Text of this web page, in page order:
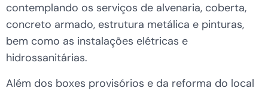
contemplando os serviços de alvenaria, coberta,
concreto armado, estrutura metálica e pinturas,
bem como as instalações elétricas e
hidrossanitárias.
Além dos boxes provisórios e da reforma do local